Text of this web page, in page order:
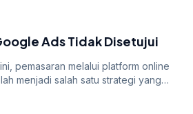
Ads Tidak Disetujui
pemasaran melalui platform online
menjadi salah satu strategi yang